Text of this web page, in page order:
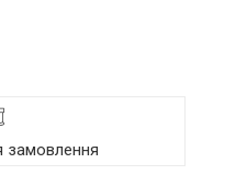
замовлення